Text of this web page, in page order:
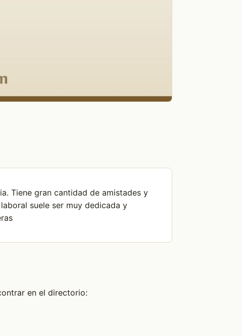
Tiene gran cantidad de amistades y
suele ser muy dedicada y
en el directorio: